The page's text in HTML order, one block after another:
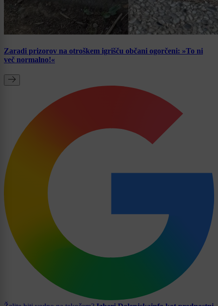
Zaradi prizorov na otroškem igrišču občani ogorčeni: »To ni
več normalno!«